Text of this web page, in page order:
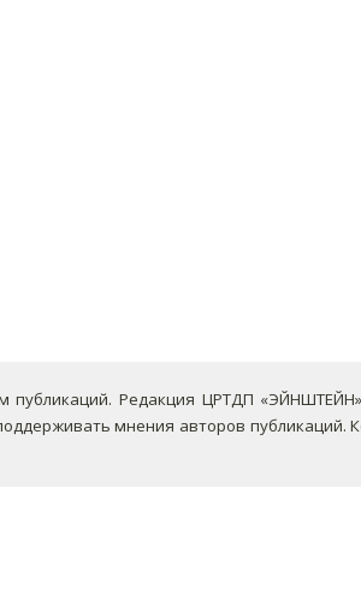
Редакция ЦРТДП
мнения авторов публикаций.